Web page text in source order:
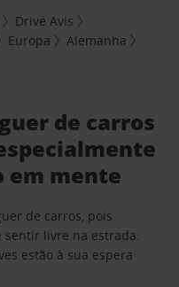
Drive Avis
Europa
Alemanha
de carros
em mente
de carros, pois
sentir livre na estrada.
estão à sua espera